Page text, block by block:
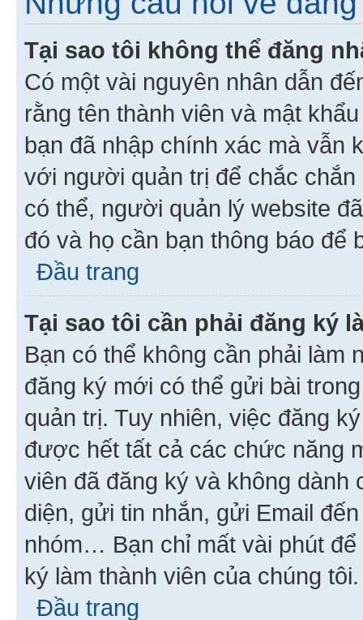
Tại sao tôi không thể đăng
Có một vài nguyên nhân dẫn
rằng tên thành viên và mật
bạn đã nhập chính xác mà vẫn
với người quản trị để chắc
có thể, người quản lý website
đó và họ cần bạn thông báo để
Đầu trang
Tại sao tôi cần phải đăng ký
Bạn có thể không cần phải làm
đăng ký mới có thể gửi bài
quản trị. Tuy nhiên, việc đăng
được hết tất cả các chức năng
viên đã đăng ký và không
diện, gửi tin nhắn, gửi Email
nhóm… Bạn chỉ mất vài phút
ký làm thành viên của chúng tôi.
Đầu trang